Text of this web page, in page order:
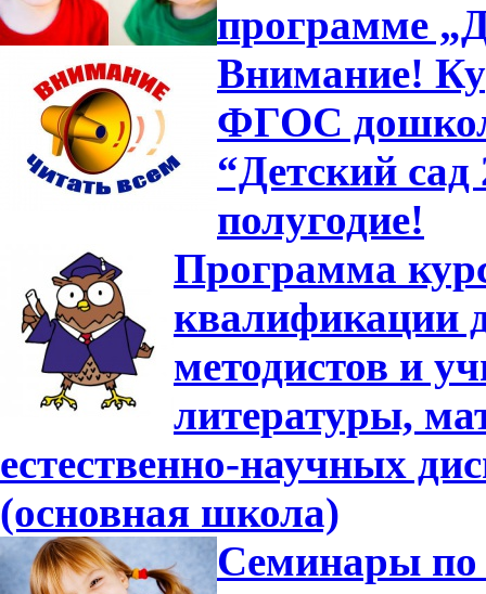
программе
Внимание!
ФГОС
“Детский сад
полугодие!
Программа
квалификации
методистов и
литературы,
естественно-научных
(основная школа)
Семинары по